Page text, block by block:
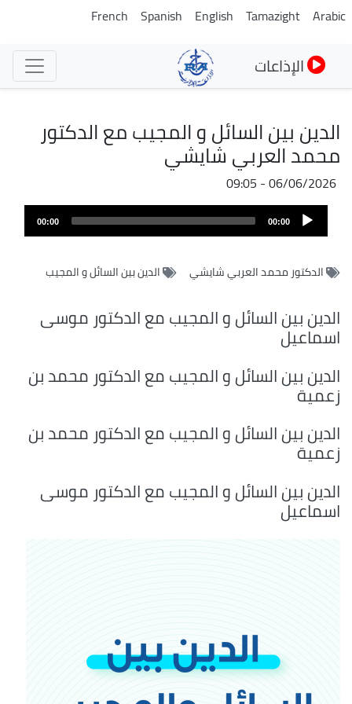
تجاوز
Arabic
Tamazight
English
Spanish
French
الإذاعات
الدين بين السائل و المجيب مع الدكتور
محمد العربي شايشي
06/06/2026 - 09:05
Audio
Player
00:00
00:00
الدكتور محمد العربي شايشي الدين بين السائل و المجيب
الدين بين السائل و المجيب مع الدكتور موسى
اسماعيل
الدين بين السائل و المجيب مع الدكتور محمد بن
زعمية
الدين بين السائل و المجيب مع الدكتور محمد بن
زعمية
الدين بين السائل و المجيب مع الدكتور موسى
اسماعيل